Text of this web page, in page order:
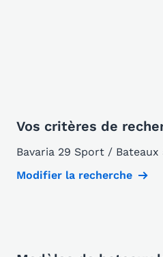
Vos critères de
Bavaria 29 Sport /
Modifier la recherche